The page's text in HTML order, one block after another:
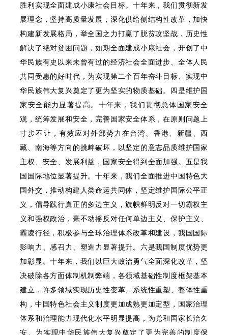
胜利实现全面建成小康社会目标。十年来，我们贯彻新发
展理念，坚持高质量发展，深化供给侧结构性改革，加快
构建新发展格局，举全国之力打赢了脱贫攻坚战，历史性
解决了绝对贫困问题，如期全面建成小康社会，开创了中
华民族有史以来未曾有过的经济社会全面进步、全体人民
共同受惠的好时代，为实现第二个百年奋斗目标、实现中
华民族伟大复兴奠定了更为坚实的物质基础。四是维护国
家安全能力显著提高。十年来，我们贯彻总体国家安全
观，统筹发展和安全，完善国家安全体系，在原则问题上
寸步不让，有效应对外部势力在台湾、香港、新疆、西
藏、南海等方向的挑衅破坏，以坚定的意志品质维护国家
主权、安全、发展利益，国家安全得到全面加强。五是我
国国际地位显著提升。十年来，我们全面推进中国特色大
国外交，推动构建人类命运共同体，坚定维护国际公平正
义，倡导践行真正的多边主义，旗帜鲜明反对一切霸权主
义和强权政治，毫不动摇反对任何单边主义、保护主义、
霸凌行径，积极参与全球治理体系改革和建设，我国国际
影响力、感召力、塑造力显著提升。六是我国制度优势更
加彰显。十年来，我们以巨大政治勇气全面深化改革，坚
决破除各方面体制机制弊端，各领域基础性制度框架基本
建立，许多领域实现历史性变革、系统性重塑、整体性重
构，中国特色社会主义制度更加成熟更加定型，国家治理
体系和治理能力现代化水平明显提高，为党和国家长治久
安、为实现中华民族伟大复兴奠定了更为完善的制度保